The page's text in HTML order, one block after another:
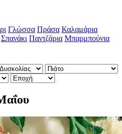
Γλώσσα Πράσα Καλαμάρια
Σπανάκι Παντζάρια Μπαρμπούνια